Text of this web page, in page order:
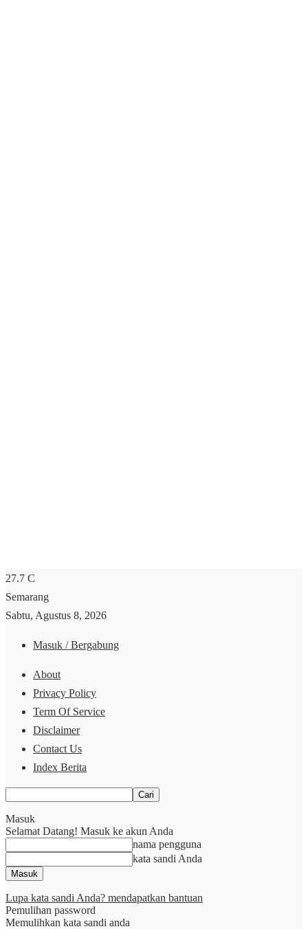
27.7 C
Semarang
Sabtu, Agustus 8, 2026
Masuk / Bergabung
About
Privacy Policy
Term Of Service
Disclaimer
Contact Us
Index Berita
Masuk
Selamat Datang! Masuk ke akun Anda
nama pengguna
kata sandi Anda
Lupa kata sandi Anda? mendapatkan bantuan
Pemulihan password
Memulihkan kata sandi anda